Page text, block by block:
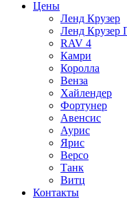
Цены
Ленд Крузер
Ленд Крузер
RAV 4
Камри
Королла
Венза
Хайлендер
Фортунер
Авенсис
Аурис
Ярис
Версо
Танк
Витц
Контакты